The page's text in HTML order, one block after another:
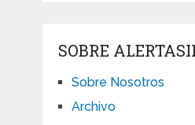
SOBRE
Sobre Nosotros
Archivo